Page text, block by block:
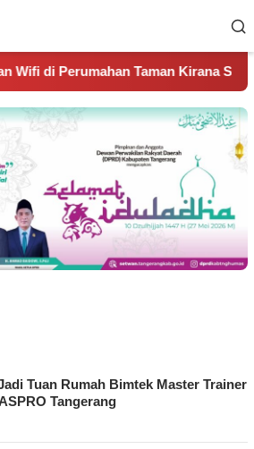
Kirana Surya Solear
Tuan Rumah Bimtek Master Trainer
Tangerang